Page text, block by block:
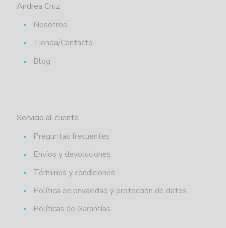
Andrea Cruz
Nosotros
Tienda/Contacto
Blog
Servicio al cliente
Preguntas frecuentes
Envíos y devoluciones
Términos y condiciones
Política de privacidad y protección de datos
Políticas de Garantías